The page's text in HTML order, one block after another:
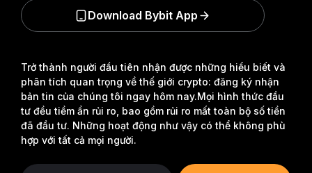
Trở thành người đầu tiên nhận được những hiểu biết và
phân tích quan trọng về thế giới crypto: đăng ký nhận
bản tin của chúng tôi ngay hôm nay.Mọi hình thức đầu
tư đều tiềm ẩn rủi ro, bao gồm rủi ro mất toàn bộ số tiền
đã đầu tư. Những hoạt động như vậy có thể không phù
hợp với tất cả mọi người.
Download Bybit App